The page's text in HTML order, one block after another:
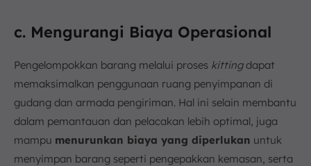
c. Mengurangi Biaya Operasional
Pengelompokkan barang melalui proses kittingdapat
memaksimalkan penggunaan ruang penyimpanan di
gudang dan armada pengiriman. Hal ini selain membantu
dalam pemantauan dan pelacakan lebih optimal, juga
mampu menurunkan biaya yang diperlukan untuk
menyimpan barang seperti pengepakkan kemasan, serta